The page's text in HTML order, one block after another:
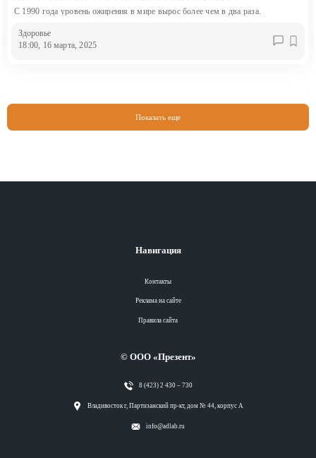
С 1990 года уровень ожирения в мире вырос более чем в два раза.
Здоровье
18:00, 16 марта, 2025
Показать еще
Навигация
Контакты
Реклама на сайте
Правила сайта
© ООО «Презент»
8 (423) 2 430 – 730
Владивосток г, Партизанский пр-кт, дом № 44, корпус А
info@adlab.ru